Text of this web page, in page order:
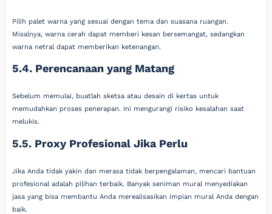
Pilih palet warna yang sesuai dengan tema dan suasana ruangan.
Misalnya, warna cerah dapat memberi kesan bersemangat, sedangkan
warna netral dapat memberikan ketenangan.
5.4. Perencanaan yang Matang
Sebelum memulai, buatlah sketsa atau desain di kertas untuk
memudahkan proses penerapan. Ini mengurangi risiko kesalahan saat
melukis.
5.5. Proxy Profesional Jika Perlu
Jika Anda tidak yakin dan merasa tidak berpengalaman, mencari bantuan
profesional adalah pilihan terbaik. Banyak seniman mural menyediakan
jasa yang bisa membantu Anda merealisasikan impian mural Anda dengan
baik.